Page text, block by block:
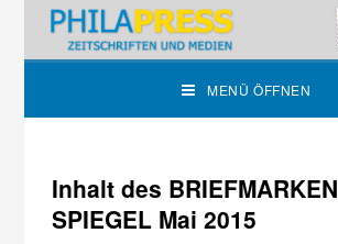
MENÜ ÖFFNEN
Inhalt des BRIEFMARKEN
SPIEGEL Mai 2015